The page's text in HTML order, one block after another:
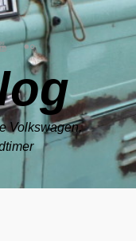
Volkswagen,